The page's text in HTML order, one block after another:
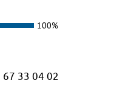
100%
33 04 02